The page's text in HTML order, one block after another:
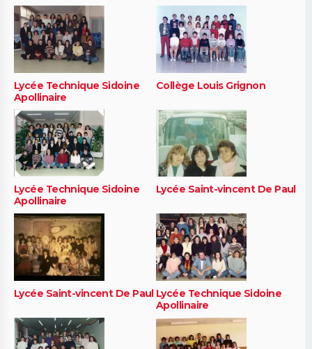
Lycée Technique Sidoine
Apollinaire
Collège Louis Grignon
Lycée Technique Sidoine
Apollinaire
Lycée Saint-vincent De Paul
Lycée Saint-vincent De Paul Lycée Technique Sidoine
Apollinaire